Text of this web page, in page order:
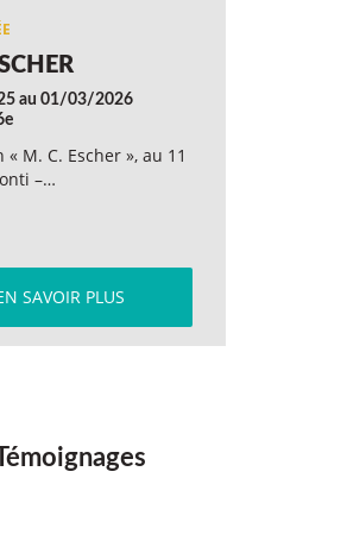
au 01/03/2026
« M. C. Escher », au 11
–…
SAVOIR PLUS